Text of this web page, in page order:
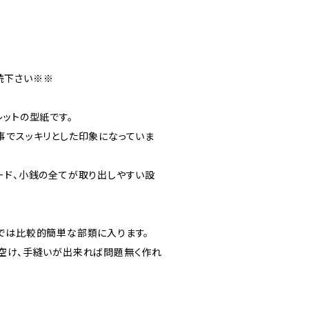
下さい※※
トの型紙です。
スッキリとした印象になっていま
、小銭の全てが取り出しやすい設
は比較的簡単な部類に入ります。
け、手縫いが出来れば問題無く作れ